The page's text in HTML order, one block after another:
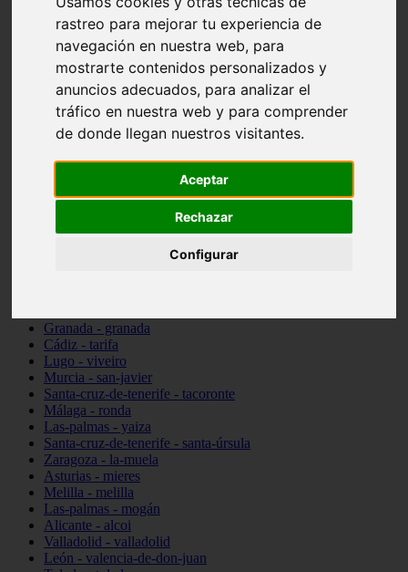
rastreo para mejorar tu experiencia de
navegación en nuestra web, para
mostrarte contenidos personalizados y
anuncios adecuados, para analizar el
tráfico en nuestra web y para comprender
de donde llegan nuestros visitantes.
Aceptar
Rechazar
Configurar
Madrid - pozuelo-de-alarcón
Teruel - sarrión
Cádiz - algodonales
Illes-balears - inca
Madrid - madrid
Málaga - torremolinos
Asturias - oviedo
Cádiz - el-puerto-de-santa-maría
Toledo - illescas
Málaga - marbella
Barcelona - barcelona
Granada - granada
Cádiz - tarifa
Lugo - viveiro
Murcia - san-javier
Santa-cruz-de-tenerife - tacoronte
Málaga - ronda
Las-palmas - yaiza
Santa-cruz-de-tenerife - santa-úrsula
Zaragoza - la-muela
Asturias - mieres
Melilla - melilla
Las-palmas - mogán
Alicante - alcoi
Valladolid - valladolid
León - valencia-de-don-juan